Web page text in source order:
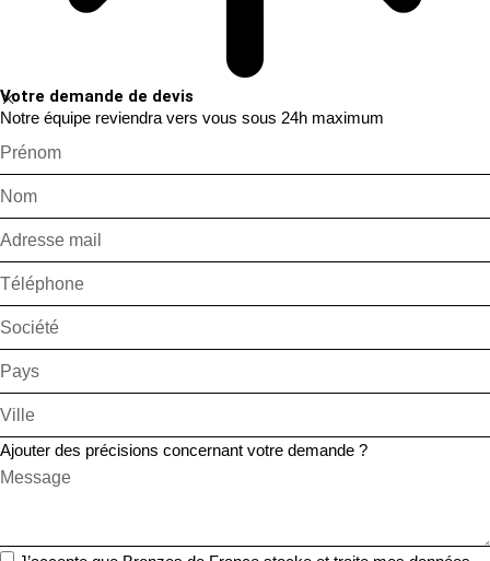
Votre demande de devis
Notre équipe reviendra vers vous sous 24h maximum
Ajouter des précisions concernant votre demande ?